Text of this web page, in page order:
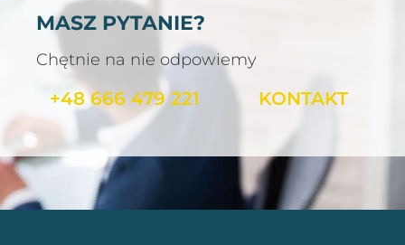
MASZ PYTANIE?
Chętnie na nie odpowiemy
+48 666 479 221 KONTAKT